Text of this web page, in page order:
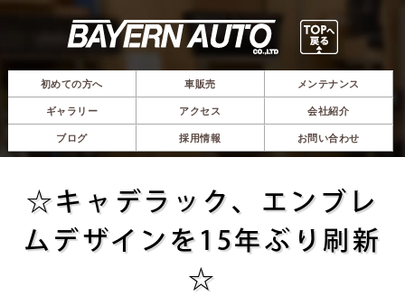
初めての方へ 車販売 メンテナンス
ギャラリー アクセス 会社紹介
ブログ 採用情報 お問い合わせ
☆キャデラック、エンブレ
ムデザインを15年ぶり刷新
☆